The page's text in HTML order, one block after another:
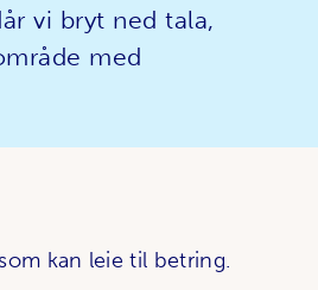
vi bryt ned tala,
med
kan leie til betring.